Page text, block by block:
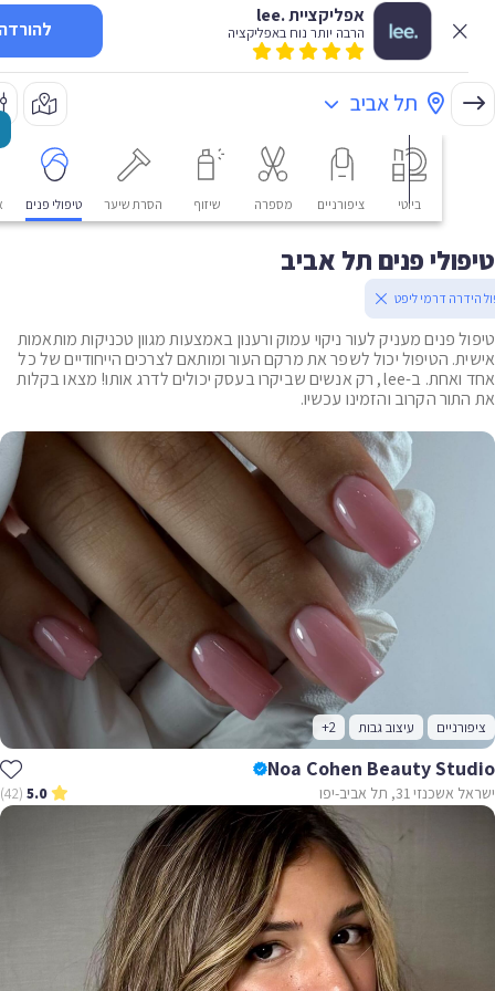
אפליקציית .lee
הרבה יותר נוח באפליקציה להורדה
תל אביב
ציפורניים מספרה שיזוף הסרת שיער טיפולי פנים
פנים תל אביב
דרמי ליפט
פנים מעניק לעור ניקוי עמוק ורענון באמצעות מגוון טכניקות מותאמות
הטיפול יכול לשפר את מרקם העור ומותאם לצרכים הייחודיים של כל
אחד ואחת. ב-lee, רק אנשים שביקרו בעסק יכולים לדרג אותו! מצאו בקלות
הקרוב והזמינו עכשיו.
עיצוב גבות +2
Noa Cohen Beauty
31, תל אביב-יפו 5.0
(42)